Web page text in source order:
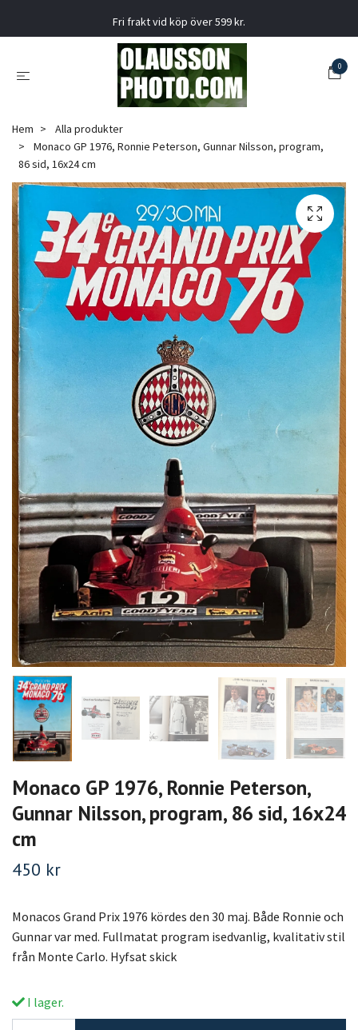
Fri frakt vid köp över 599 kr.
0
Hem
Alla produkter
Monaco GP 1976, Ronnie Peterson, Gunnar Nilsson, program,
86 sid, 16x24 cm
Monaco GP 1976, Ronnie Peterson,
Gunnar Nilsson, program, 86 sid, 16x24
cm
450 kr
Monacos Grand Prix 1976 kördes den 30 maj. Både Ronnie och
Gunnar var med. Fullmatat program isedvanlig, kvalitativ stil
från Monte Carlo. Hyfsat skick
I lager.